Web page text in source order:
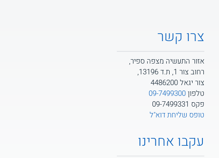
צרו קשר
אזור התעשיה מצפה ספיר,
רחוב צור 1, ת.ד 13196,
צור יגאל 4486200
טלפון09-7499300
פקס 09-7499331
טופס שליחת דוא"ל
עקבו אחרינו